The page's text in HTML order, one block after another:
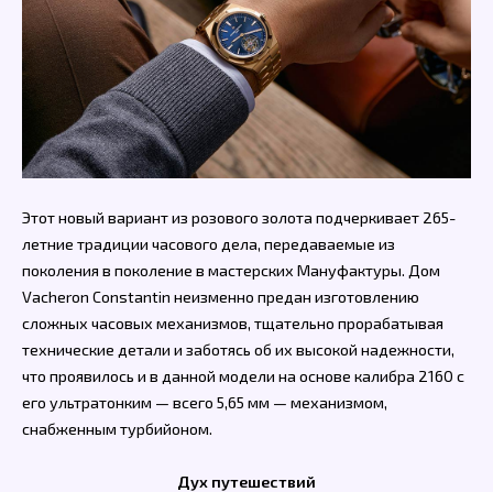
Этот новый вариант из розового золота подчеркивает 265-
летние традиции часового дела, передаваемые из
поколения в поколение в мастерских Мануфактуры. Дом
Vacheron Constantin неизменно предан изготовлению
сложных часовых механизмов, тщательно прорабатывая
технические детали и заботясь об их высокой надежности,
что проявилось и в данной модели на основе калибра 2160 с
его ультратонким — всего 5,65 мм — механизмом,
снабженным турбийоном.
Дух путешествий